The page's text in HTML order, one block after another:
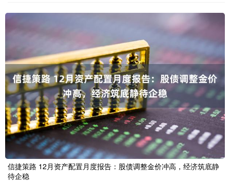
信捷策路 12月资产配置月度报告：股债调整金价冲高，经济筑底静
待企稳